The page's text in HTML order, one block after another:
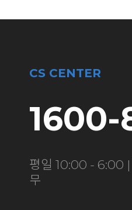
CS CENTER
1600-
평일 10:00 - 6:00
무